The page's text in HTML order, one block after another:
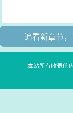
追看新章节
本站所有收录的